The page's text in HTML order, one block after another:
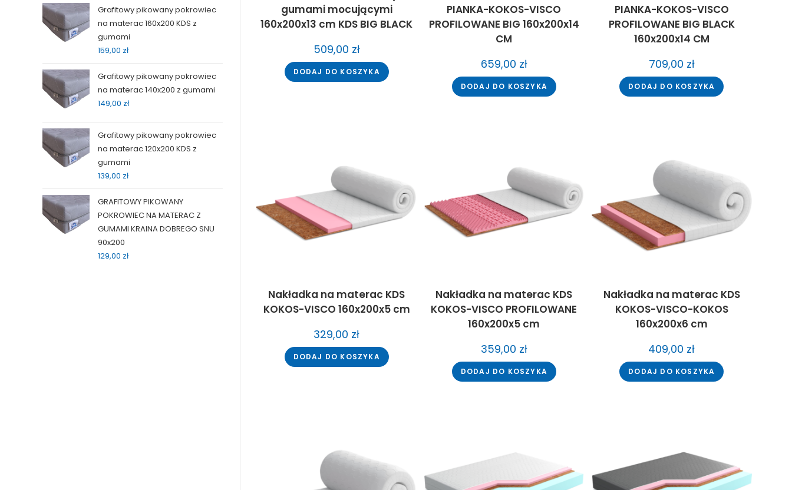
gumami mocującymi
160x200x13 cm KDS BIG BLACK
509,00 zł
DODAJ DO KOSZYKA
PIANKA-KOKOS-VISCO
PROFILOWANE BIG 160x200x14
CM
659,00 zł
DODAJ DO KOSZYKA
PIANKA-KOKOS-VISCO
PROFILOWANE BIG BLACK
160x200x14 CM
709,00 zł
DODAJ DO KOSZYKA
Nakładka na materac KDS
KOKOS-VISCO 160x200x5 cm
329,00 zł
DODAJ DO KOSZYKA
Nakładka na materac KDS
KOKOS-VISCO PROFILOWANE
160x200x5 cm
359,00 zł
DODAJ DO KOSZYKA
Nakładka na materac KDS
KOKOS-VISCO-KOKOS
160x200x6 cm
409,00 zł
DODAJ DO KOSZYKA
Grafitowy pikowany pokrowiec
na materac 160x200 KDS z
gumami
159,00 zł
Grafitowy pikowany pokrowiec
na materac 140x200 z gumami
149,00 zł
Grafitowy pikowany pokrowiec
na materac 120x200 KDS z
gumami
139,00 zł
GRAFITOWY PIKOWANY
POKROWIEC NA MATERAC Z
GUMAMI KRAINA DOBREGO SNU
90x200
129,00 zł